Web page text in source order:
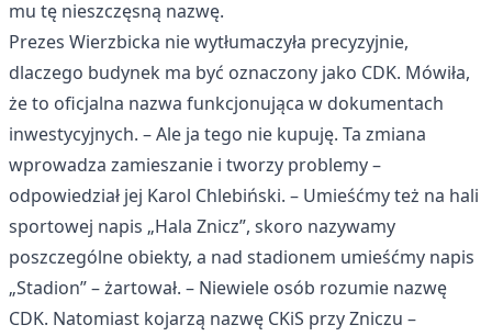
mu tę nieszczęsną nazwę.
Prezes Wierzbicka nie wytłumaczyła precyzyjnie,
dlaczego budynek ma być oznaczony jako CDK. Mówiła,
że to oficjalna nazwa funkcjonująca w dokumentach
inwestycyjnych. – Ale ja tego nie kupuję. Ta zmiana
wprowadza zamieszanie i tworzy problemy –
odpowiedział jej Karol Chlebiński. – Umieśćmy też na hali
sportowej napis „Hala Znicz”, skoro nazywamy
poszczególne obiekty, a nad stadionem umieśćmy napis
„Stadion” – żartował. – Niewiele osób rozumie nazwę
CDK. Natomiast kojarzą nazwę CKiS przy Zniczu –